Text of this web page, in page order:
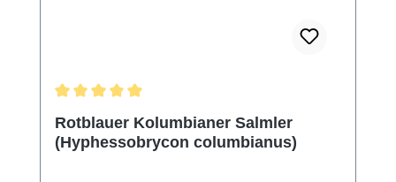
Rotblauer Kolumbianer Salmler
(Hyphessobrycon columbianus)